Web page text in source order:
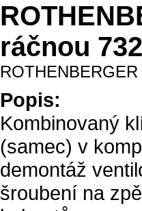
ráčnou
ROTHENBERGER
Popis:
Kombinovaný
(samec) v
demontáž
šroubení na